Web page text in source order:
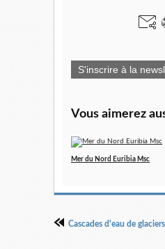
S'inscrire à la
Vous aimerez
Mer du Nord Euribia Msc
Cascades d'eau de